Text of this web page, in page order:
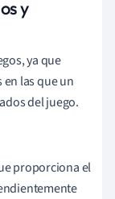
y
ya que
las que un
del juego.
proporciona el